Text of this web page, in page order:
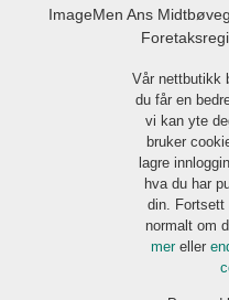
ImageMen Ans
Vår nettbutikk
du får en
vi kan yte
bruker
lagre
hva du har
din. Fortsett
normalt om
mer eller